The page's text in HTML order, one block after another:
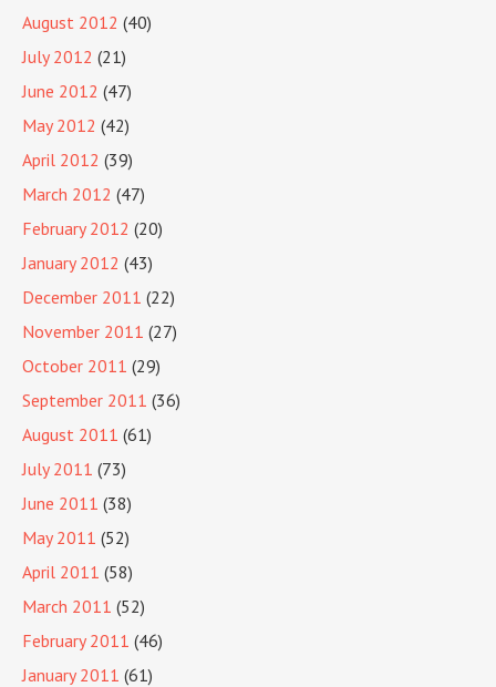
August 2012 (40)
July 2012 (21)
June 2012 (47)
May 2012 (42)
April 2012 (39)
March 2012 (47)
February 2012 (20)
January 2012 (43)
December 2011 (22)
November 2011 (27)
October 2011 (29)
September 2011 (36)
August 2011 (61)
July 2011 (73)
June 2011 (38)
May 2011 (52)
April 2011 (58)
March 2011 (52)
February 2011 (46)
January 2011 (61)